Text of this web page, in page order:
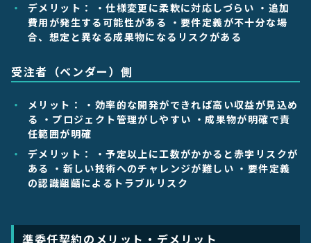
デメリット ： ・仕様変更に柔軟に対応しづらい ・追加
費用が発生する可能性がある ・要件定義が不十分な場
合、想定と異なる成果物になるリスクがある
受注者（ベンダー）側
メリット ： ・効率的な開発ができれば高い収益が見込め
る ・プロジェクト管理がしやすい ・成果物が明確で責
任範囲が明確
デメリット ： ・予定以上に工数がかかると赤字リスクが
ある ・新しい技術へのチャレンジが難しい ・要件定義
の認識齟齬によるトラブルリスク
準委任契約のメリット・デメリット